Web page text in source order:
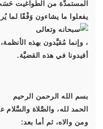
المستمدَّة من الطواغيت
يفعلوا ما يشاءون وَفْقًا لما
، وإنما مُقيَّدون بهذه
أفيدونا في هذه القضيَّة.
بسم الله الرحمن الرحيم
الحمد لله، والصَّلاة
ومن والاه، ثم أما بعد: